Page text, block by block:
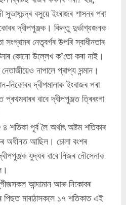
বসুয়ে ইংৰাজৰ শাসনৰ পৰা
দ্বীপপুঞ্জক। কিন্তু দুৰ্ভাগ্যজনক
নেতৃবৰ্গৰ উপৰি স্বাধীনতাৰ
কোনো উল্লেখ ক’তো কৰা নাই।
নাপালে প্ৰাপ্য সন্মান।
নিকোবৰ দ্বীপমালাক ইংৰাজৰ পৰা
বাবে দ্বীপপুঞ্জত ত্ৰিৰংগা
শতিকা পূৰ্ব লৈ অৰ্থাৎ অষ্টম শতিকাৰ
অধীনত আছিল। চোলা বংশৰ
যুদ্ধৰ বাবে নিজৰ নৌসেনাক
আন্দামান আৰু নিকোবৰ
মাৰাঠাসকলে ১৭ শতিকাত এই